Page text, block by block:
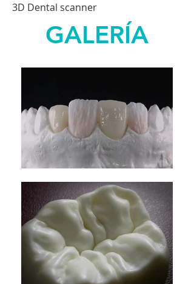
GALERÍA
3D Dental scanner